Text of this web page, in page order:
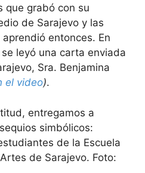
que grabó con su
de Sarajevo y las
entonces. En
leyó una carta enviada
Sra. Benjamina
el video).
entregamos a
simbólicos:
de la Escuela
de Sarajevo. Foto: